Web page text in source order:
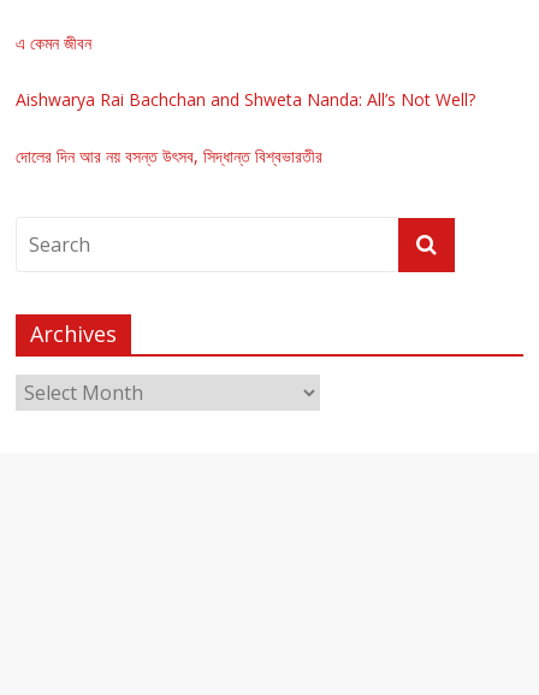
এ কেমন জীবন
Aishwarya Rai Bachchan and Shweta Nanda: All’s Not Well?
দোলের দিন আর নয় বসন্ত উৎসব, সিদ্ধান্ত বিশ্বভারতীর
Archives